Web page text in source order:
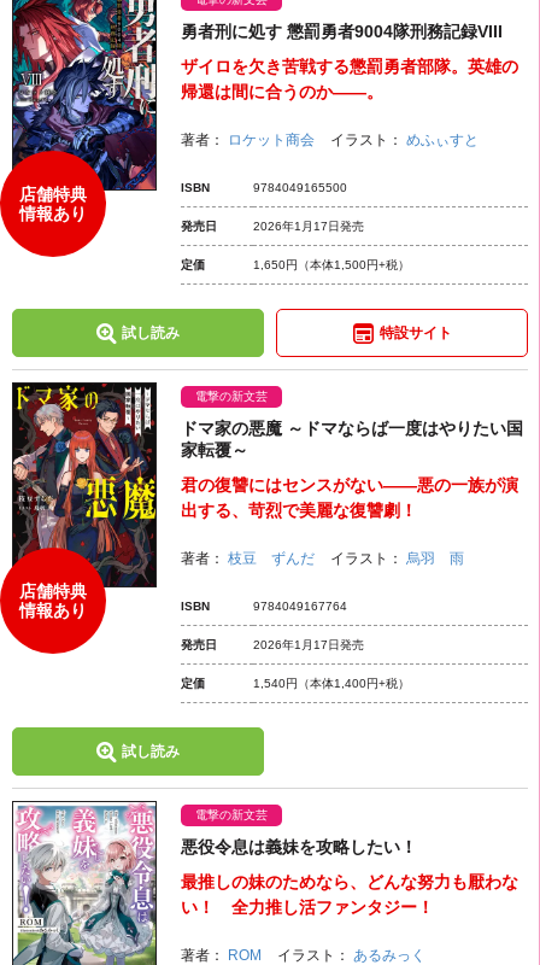
店舗特典
情報あり
勇者刑に処す 懲罰勇者9004隊刑務記録VIII
ザイロを欠き苦戦する懲罰勇者部隊。英雄の
帰還は間に合うのか――。
著者： ロケット商会 イラスト： めふぃすと
ISBN 9784049165500
発売日 2026年1月17日発売
定価 1,650円 （本体1,500円+税）
試し読み 特設サイト
店舗特典
情報あり
電撃の新文芸
ドマ家の悪魔 ～ドマならば一度はやりたい国
家転覆～
君の復讐にはセンスがない――悪の一族が演
出する、苛烈で美麗な復讐劇！
著者： 枝豆 ずんだ イラスト： 烏羽 雨
ISBN 9784049167764
発売日 2026年1月17日発売
定価 1,540円 （本体1,400円+税）
試し読み
電撃の新文芸
悪役令息は義妹を攻略したい！
最推しの妹のためなら、どんな努力も厭わな
い！ 全力推し活ファンタジー！
著者： ROM イラスト： あるみっく